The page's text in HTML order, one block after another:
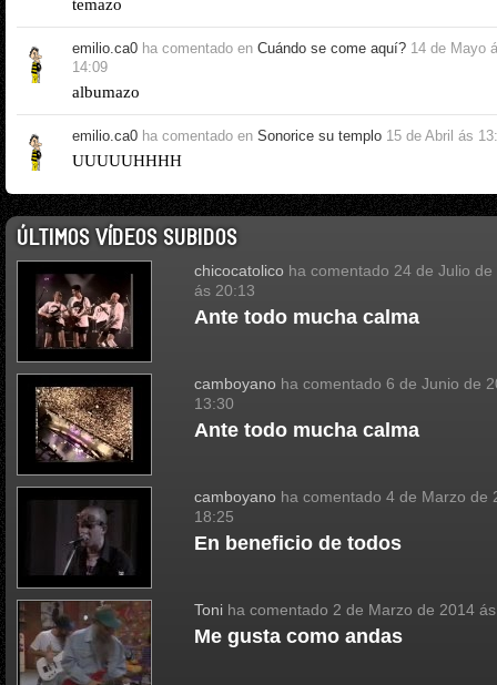
temazo
emilio.ca0 ha comentado en Cuándo se come aquí? 14 de Mayo
14:09
albumazo
emilio.ca0 ha comentado en Sonorice su templo 15 de Abril ás
UUUUUHHHH
ÚLTIMOS VÍDEOS SUBIDOS
chicocatolico ha comentado 24 de Julio de
ás 20:13
Ante todo mucha calma
camboyano ha comentado 6 de Junio de
13:30
Ante todo mucha calma
camboyano ha comentado 4 de Marzo de
18:25
En beneficio de todos
Toni ha comentado 2 de Marzo de 2014
Me gusta como andas